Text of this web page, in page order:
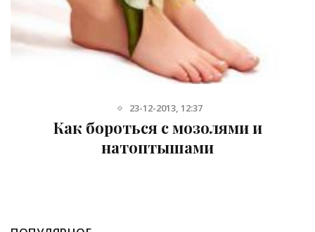
23-12-2013, 12:37
Как бороться с мозолями и
натоптышами